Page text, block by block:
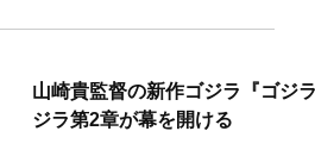
山崎貴監督の新作ゴジラ『ゴジ
ジラ第2章が幕を開ける